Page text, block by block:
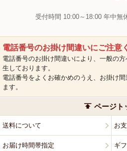
受付時間 10:00～18:00 年中無
電話番号のお掛け間違いにご注意
電話番号のお掛け間違いにより、一般の
生しております。
電話番号をよくお確かめのうえ、お掛け
ます。
ページト
送料について お
お届け時間帯指定 ギ